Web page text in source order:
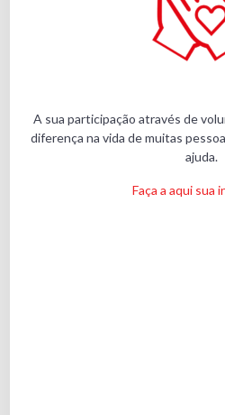
A sua participação através de
diferença na vida de muitas
ajuda.
Faça a aqui sua